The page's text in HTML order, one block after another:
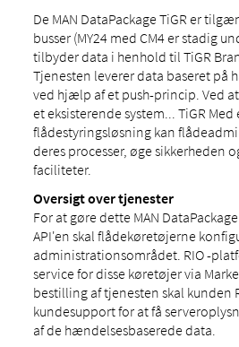
De MAN DataPackage TiGR er
busser (MY24 med CM4 er stadig
tilbyder data i henhold til TiGR
Tjenesten leverer data baseret på
ved hjælp af et push-princip. Ved
et eksisterende system... TiGR
flådestyringsløsning kan
deres processer, øge sikkerheden
faciliteter.
Oversigt over tjenester
For at gøre dette MAN
API'en skal flådekøretøjerne
administrationsområdet. RIO -
service for disse køretøjer via
bestilling af tjenesten skal kunden
kundesupport for at få
af de hændelsesbaserede data.